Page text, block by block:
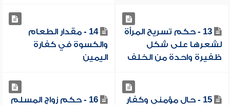
13 - حكم تسريح المرأة
لشعرها على شكل
ظفيرة واحدة من الخلف
14 - مقدار الطعام
والكسوة في كفارة
اليمين
15 - حال مؤمني وكفار
16 - حكم زواج المسلم